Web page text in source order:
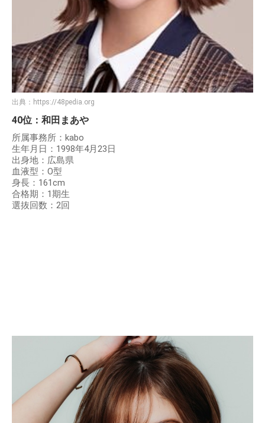
出典： https://48pedia.org
40位：和田まあや
所属事務所：kabo
生年月日：1998年4月23日
出身地：広島県
血液型：O型
身長：161cm
合格期：1期生
選抜回数：2回